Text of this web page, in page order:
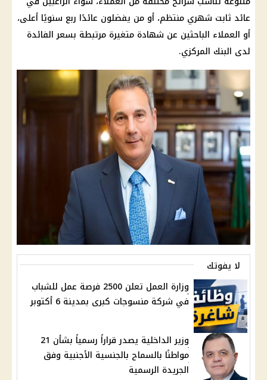
عائد ثابت شهري منتظم، أو من يفضلون عائدًا ربع سنويًا أعلى،
أو العملاء الباحثين عن شهادة متغيرة مرتبطة بسعرالفائدة
لدى البنك المركزي.
لا يفوتك
وزارة العمل تعلن 2500 فرصة عمل للشباب
في شركة منسوجات كبرى بمدينة 6 أكتوبر
وزير الداخلية يصدر قراراً رسمياً بشأن 21
مواطنًا بالسماح بالجنسية الأجنبية وفق
الجريدة الرسمية